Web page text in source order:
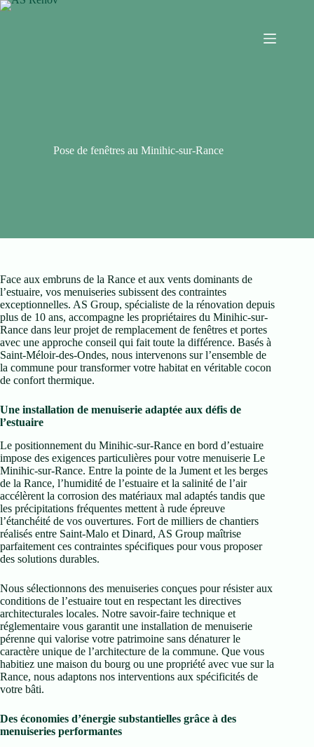
Pose de fenêtres au Minihic-sur-Rance
Face aux embruns de la Rance et aux vents dominants de
l’estuaire, vos menuiseries subissent des contraintes
exceptionnelles. AS Group, spécialiste de la rénovation depuis
plus de 10 ans, accompagne les propriétaires du Minihic-sur-
Rance dans leur projet de remplacement de fenêtres et portes
avec une approche conseil qui fait toute la différence. Basés à
Saint-Méloir-des-Ondes, nous intervenons sur l’ensemble de
la commune pour transformer votre habitat en véritable cocon
de confort thermique.
Une installation de menuiserie adaptée aux défis de
l’estuaire
Le positionnement du Minihic-sur-Rance en bord d’estuaire
impose des exigences particulières pour votre menuiserie Le
Minihic-sur-Rance. Entre la pointe de la Jument et les berges
de la Rance, l’humidité de l’estuaire et la salinité de l’air
accélèrent la corrosion des matériaux mal adaptés tandis que
les précipitations fréquentes mettent à rude épreuve
l’étanchéité de vos ouvertures. Fort de milliers de chantiers
réalisés entre Saint-Malo et Dinard, AS Group maîtrise
parfaitement ces contraintes spécifiques pour vous proposer
des solutions durables.
Nous sélectionnons des menuiseries conçues pour résister aux
conditions de l’estuaire tout en respectant les directives
architecturales locales. Notre savoir-faire technique et
réglementaire vous garantit une installation de menuiserie
pérenne qui valorise votre patrimoine sans dénaturer le
caractère unique de l’architecture de la commune. Que vous
habitiez une maison du bourg ou une propriété avec vue sur la
Rance, nous adaptons nos interventions aux spécificités de
votre bâti.
Des économies d’énergie substantielles grâce à des
menuiseries performantes